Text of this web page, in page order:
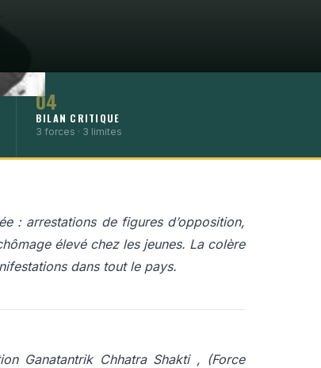
04
BILAN CRITIQUE
3 forces · 3 limites
: arrestations de figures d’opposition,
élevé chez les jeunes. La colère
dans tout le pays.
Ganatantrik Chhatra Shakti, (Force